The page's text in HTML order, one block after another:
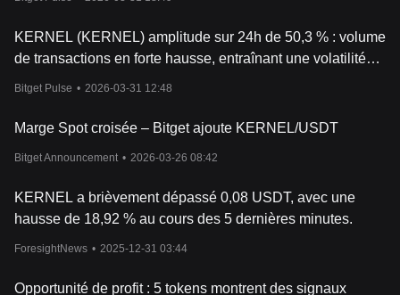
KERNEL (KERNEL) amplitude sur 24h de 50,3 % : volume
de transactions en forte hausse, entraînant une volatilité
Bitget Pulse • 2026-03-31 12:48
Marge Spot croisée – Bitget ajoute KERNEL/USDT
Bitget Announcement • 2026-03-26 08:42
KERNEL a brièvement dépassé 0,08 USDT, avec une
hausse de 18,92 % au cours des 5 dernières minutes.
ForesightNews • 2025-12-31 03:44
Opportunité de profit : 5 tokens montrent des signaux